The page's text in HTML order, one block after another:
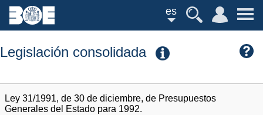
es
Legislación consolidada
Ley 31/1991, de 30 de diciembre, de Presupuestos
Generales del Estado para 1992.